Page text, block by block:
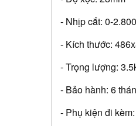
- Nhịp cắt: 0-
- Kích thước:
- Trọng lượng:
- Bảo hành: 6
- Phụ kiện đi